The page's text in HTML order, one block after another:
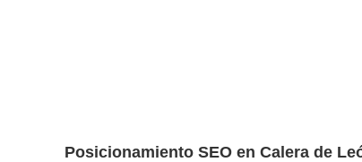
Posicionamiento SEO en Calera de